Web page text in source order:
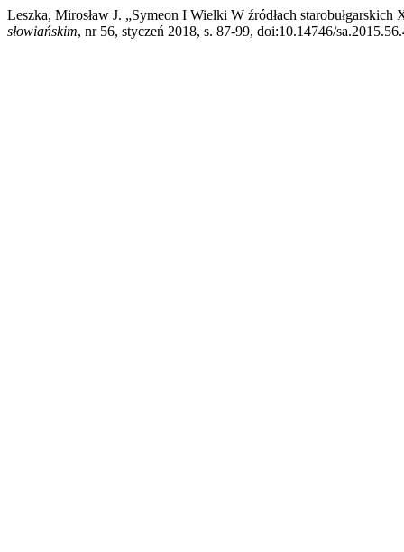
Leszka, Mirosław J. „Symeon I Wielki W źródłach
słowiańskim, nr 56, styczeń 2018, s. 87-99, doi:10.14746/